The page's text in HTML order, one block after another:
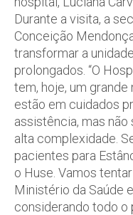
Durante a visita, a
Conceição
transformar a
prolongados. “O
tem, hoje, um
estão em cuidados
assistência, mas não
alta complexidade.
pacientes para
o Huse. Vamos
Ministério da Saúde
considerando todo o